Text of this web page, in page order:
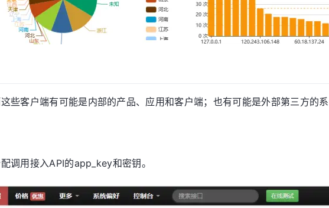
客户端有可能是内部的产品、应用和客户端；也有可能是外部第三方的系
调用接入API的app_key和密钥。